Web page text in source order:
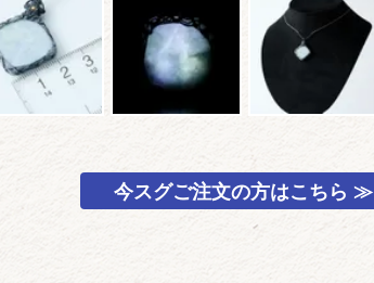
今スグご注文の方はこちら ≫